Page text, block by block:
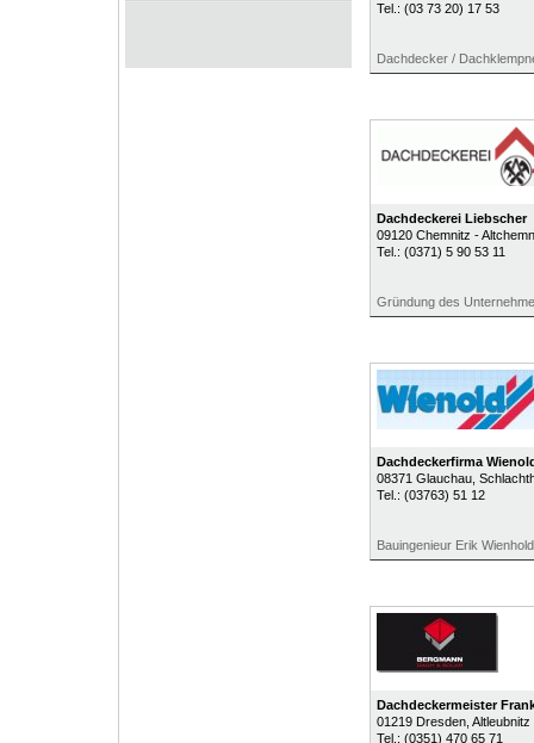
Tel.: (03 73 20) 17 53
Dachdecker /
Dachdeckerei Liebscher
09120 Chemnitz -
Tel.: (0371) 5 90 53 11
Gründung des
Dachdeckerfirma
08371 Glauchau,
Tel.: (03763) 51 12
Bauingenieur Erik
Dachdeckermeister
01219 Dresden, Altleubnitz
Tel.: (0351) 470 65 71